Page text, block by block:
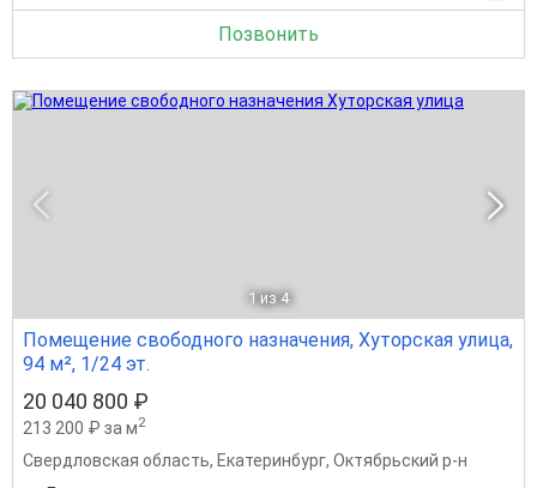
Позвонить
1 из 4
Помещение свободного назначения, Хуторская улица,
94 м², 1/24 эт.
20 040 800 ₽
213 200 ₽ за м2
Свердловская область, Екатеринбург, Октябрьский р-н